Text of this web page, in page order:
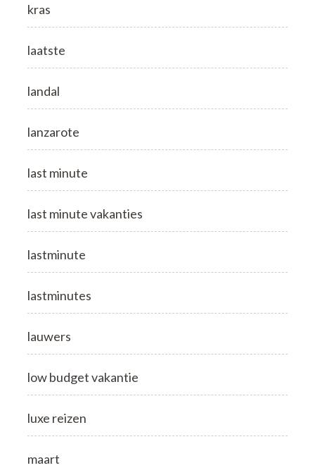
kras
laatste
landal
lanzarote
last minute
last minute vakanties
lastminute
lastminutes
lauwers
low budget vakantie
luxe reizen
maart